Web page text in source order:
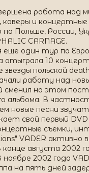
работа над
каверы и
Польше, России,
CARNAGE.
один тур по
отыграла 10
звезды польской
работу над
на этом
альбома. В
песни звучат
свой первый
съемки,
VADER
августа 2002
ноябре 2002 года
на пять дней